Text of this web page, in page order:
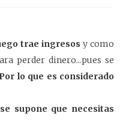
trae ingresos y como
perder dinero...pues se
Por lo que es considerado
supone que necesitas